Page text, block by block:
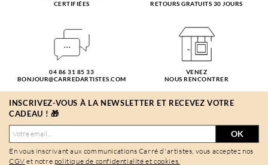
CERTIFIÉES
RETOURS GRATUITS 30 JOURS
04 86 31 85 33
BONJOUR@CARREDARTISTES.COM
VENEZ
NOUS RENCONTRER
INSCRIVEZ-VOUS À LA NEWSLETTER ET RECEVEZ VOTRE
CADEAU ! 🎁
OK
En vous inscrivant aux communications Carré d'artistes, vous acceptez nos
CGV et notre politique de confidentialité et cookies.